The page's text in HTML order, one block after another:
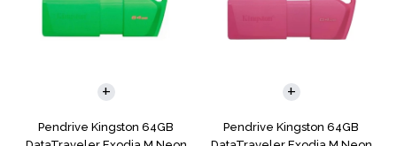
Pendrive Kingston 64GB
Pendrive Kingston 64GB